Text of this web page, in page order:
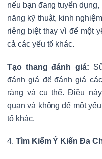
nếu bạn đang tuyển
năng kỹ thuật, kinh
riêng biệt thay vì để một
cả các yếu tố khác.
Tạo thang đánh giá:
đánh giá để đánh giá
ràng và cụ thể. Điều
quan và không để một
tố khác.
4. Tìm Kiếm Ý Kiến Đa